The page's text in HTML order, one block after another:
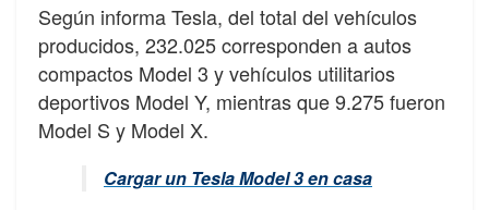
Según informa Tesla, del total del vehículos
producidos, 232.025 corresponden a autos
compactos Model 3 y vehículos utilitarios
deportivos Model Y, mientras que 9.275 fueron
Model S y Model X.
Cargar un Tesla Model 3 en casa